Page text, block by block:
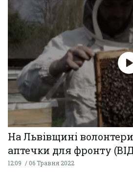
На Львівщині
аптечки для фронту
12:09 06 Травня 2022